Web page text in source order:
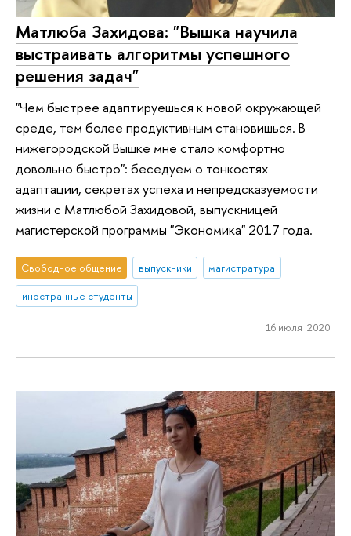
Матлюба Захидова: "Вышка научила
выстраивать алгоритмы успешного
решения задач"
"Чем быстрее адаптируешься к новой окружающей
среде, тем более продуктивным становишься. В
нижегородской Вышке мне стало комфортно
довольно быстро": беседуем о тонкостях
адаптации, секретах успеха и непредсказуемости
жизни с Матлюбой Захидовой, выпускницей
магистерской программы "Экономика" 2017 года.
Свободное общение выпускники
магистратура
иностранные студенты
16 июля 2020